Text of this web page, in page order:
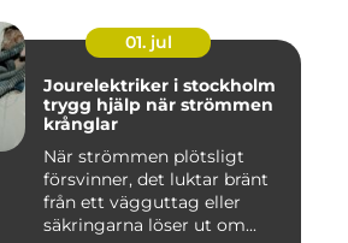
01. jul
Jourelektriker i stockholm
trygg hjälp när strömmen
krånglar
När strömmen plötsligt
försvinner, det luktar bränt
från ett vägguttag eller
säkringarna löser ut om...